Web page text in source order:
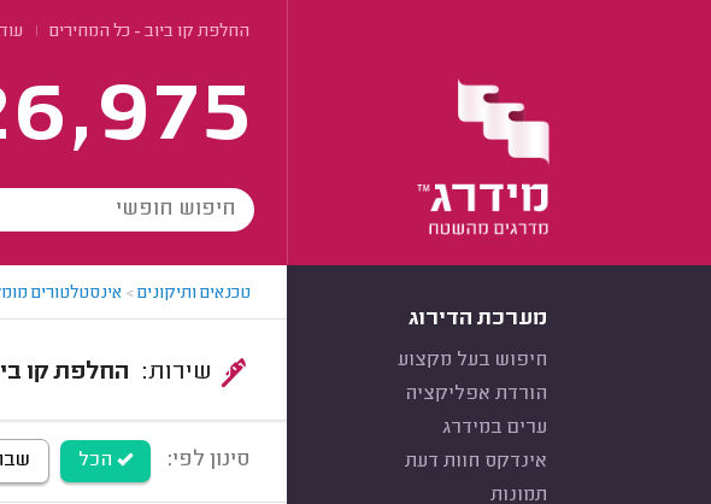
החלפת קו ביוב - כל המחירים
מערכת הדירוג
חיפוש בעל מקצוע
הורדת אפליקציה
ערים במידרג
אינדקס חוות דעת
תמונות
טכנאים ותיקונים> אינסטלטורים
החלפת קו
סינון לפי: הכל